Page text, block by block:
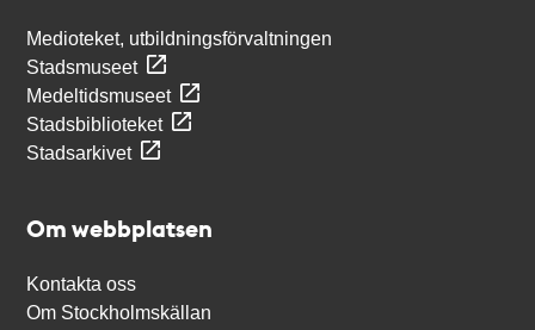
Medioteket, utbildningsförvaltningen
Stadsmuseet
Medeltidsmuseet
Stadsbiblioteket
Stadsarkivet
Om webbplatsen
Kontakta oss
Om Stockholmskällan